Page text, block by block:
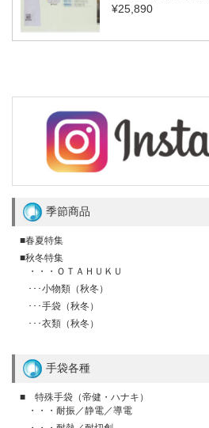
¥25,890
季節商品
■春夏特集
■秋冬特集
・・・ＯＴＡＨＵＫＵ
･･･小物類（秋冬）
･･･手袋（秋冬）
･･･衣類（秋冬）
手袋各種
■ 特殊手袋（帝健・ハナキ）
・・・耐振／静電／導電